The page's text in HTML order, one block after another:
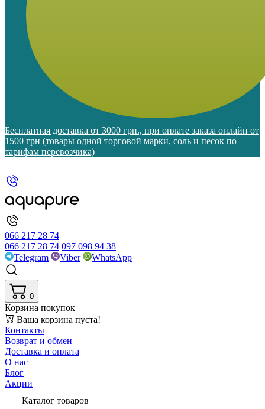
Бесплатная доставка от 3000 грн., при оплате заказа онлайн от
1500 грн (товары одной торговой марки, соль и песок по
тарифам перевозчика)
066 217 28 74
066 217 28 74 097 098 94 38
Telegram
Viber WhatsApp
0
Корзина покупок
Ваша корзина пуста!
Контакты
Возврат и обмен
Доставка и оплата
О нас
Блог
Акции
Каталог товаров